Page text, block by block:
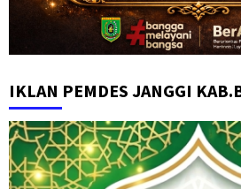
IKLAN PEMDES JANGGI